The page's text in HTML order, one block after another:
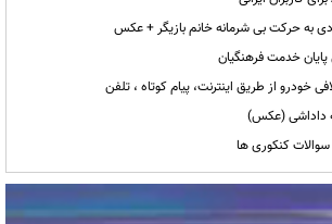
به حرکت بی شرمانه خانم بازیگر + عکس
خودرو از طریق اینترنت، پیام کوتاه ، تلفن
داداشی (عکس)
کنکوری ها